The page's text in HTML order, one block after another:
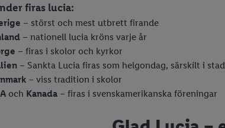
firas lucia:
– störst och mest utbrett firande
– nationell lucia kröns varje år
– firas i skolor och kyrkor
– Sankta Lucia firas som helgondag, särskilt i
– viss tradition i skolor
och Kanada – firas i svenskamerikanska föreningar